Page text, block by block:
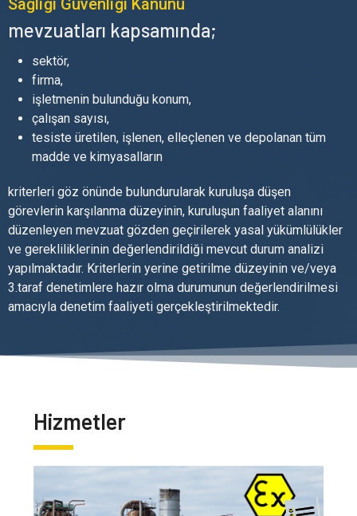
Sağlığı Güvenliği Kanunu
mevzuatları kapsamında;
sektör,
firma,
işletmenin bulunduğu konum,
çalışan sayısı,
tesiste üretilen, işlenen, elleçlenen ve depolanan tüm
madde ve kimyasalların
kriterleri göz önünde bulundurularak kuruluşa düşen
görevlerin karşılanma düzeyinin, kuruluşun faaliyet alanını
düzenleyen mevzuat gözden geçirilerek yasal yükümlülükler
ve gerekliliklerinin değerlendirildiği mevcut durum analizi
yapılmaktadır. Kriterlerin yerine getirilme düzeyinin ve/veya
3.taraf denetimlere hazır olma durumunun değerlendirilmesi
amacıyla denetim faaliyeti gerçekleştirilmektedir.
Hizmetler